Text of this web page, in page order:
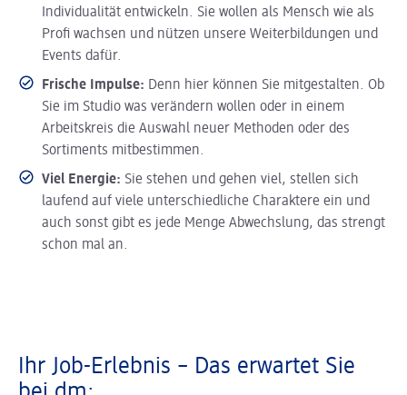
Individualität entwickeln. Sie wollen als Mensch wie als
Profi wachsen und nützen unsere Weiterbildungen und
Events dafür.
Frische Impulse: Denn hier können Sie mitgestalten. Ob
Sie im Studio was verändern wollen oder in einem
Arbeitskreis die Auswahl neuer Methoden oder des
Sortiments mitbestimmen.
Viel Energie: Sie stehen und gehen viel, stellen sich
laufend auf viele unterschiedliche Charaktere ein und
auch sonst gibt es jede Menge Abwechslung, das strengt
schon mal an.
Ihr Job-Erlebnis – Das erwartet Sie